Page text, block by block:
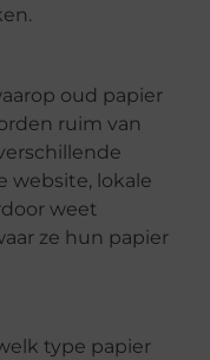
oud papier
ruim van
website, lokale
weet
ze hun papier
type papier